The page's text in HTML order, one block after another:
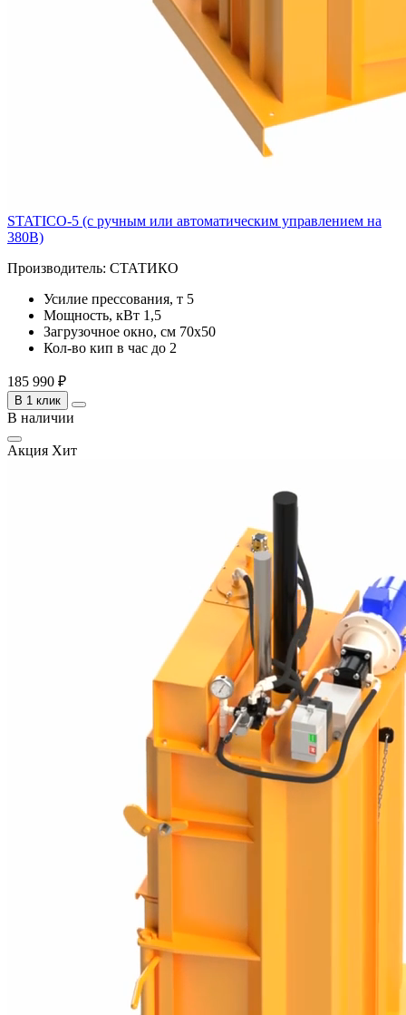
STATICO-5 (с ручным или автоматическим управлением на
380В)
Производитель: СТАТИКО
Усилие прессования, т 5
Мощность, кВт 1,5
Загрузочное окно, см 70x50
Кол-во кип в час до 2
185 990 ₽
В 1 клик
В наличии
Акция Хит